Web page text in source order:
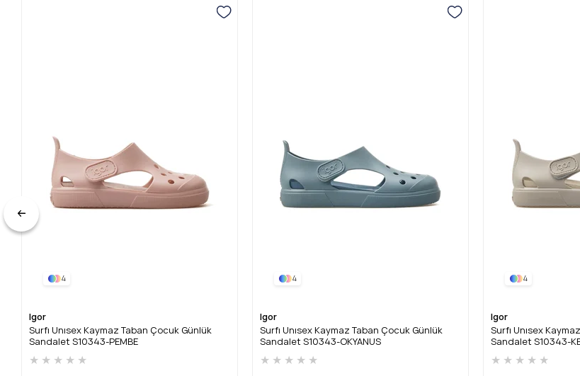
4
Igor
Surfı Unısex Kaymaz Taban Çocuk Günlük
Sandalet S10343-PEMBE
★ ★ ★ ★ ★
4
Igor
Surfı Unısex Kaymaz Taban Çocuk Günlük
Sandalet S10343-OKYANUS
★ ★ ★ ★ ★
4
Igor
Surfı Unısex
Sandalet S10343-
★ ★ ★ ★ ★